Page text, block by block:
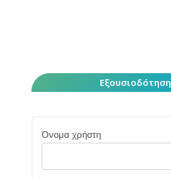
Εξουσιοδότηση
Όνομα χρήστη